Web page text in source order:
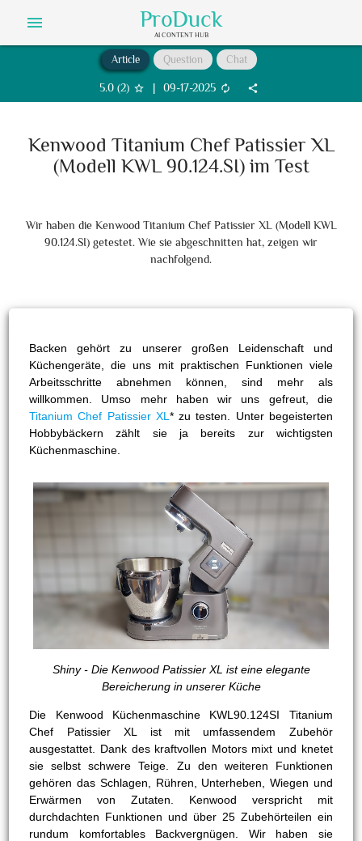
menu ProDuck
AI CONTENT HUB
Article Question Chat
5.0 (2) star_border | 09-17-2025 autorenew share
Kenwood Titanium Chef Patissier XL
(Modell KWL 90.124.SI) im Test
Wir haben die Kenwood Titanium Chef Patissier XL (Modell KWL
90.124.SI) getestet. Wie sie abgeschnitten hat, zeigen wir
nachfolgend.
Backen gehört zu unserer großen Leidenschaft und
Küchengeräte, die uns mit praktischen Funktionen viele
Arbeitsschritte abnehmen können, sind mehr als
willkommen. Umso mehr haben wir uns gefreut, die
Titanium Chef Patissier XL * zu testen. Unter begeisterten
Hobbybäckern zählt sie ja bereits zur wichtigsten
Küchenmaschine.
Shiny - Die Kenwood Patissier XL ist eine elegante
Bereicherung in unserer Küche
Die Kenwood Küchenmaschine KWL90.124SI Titanium
Chef Patissier XL ist mit umfassendem Zubehör
ausgestattet. Dank des kraftvollen Motors mixt und knetet
sie selbst schwere Teige. Zu den weiteren Funktionen
gehören das Schlagen, Rühren, Unterheben, Wiegen und
Erwärmen von Zutaten. Kenwood verspricht mit
durchdachten Funktionen und über 25 Zubehörteilen ein
rundum komfortables Backvergnügen. Wir haben sie